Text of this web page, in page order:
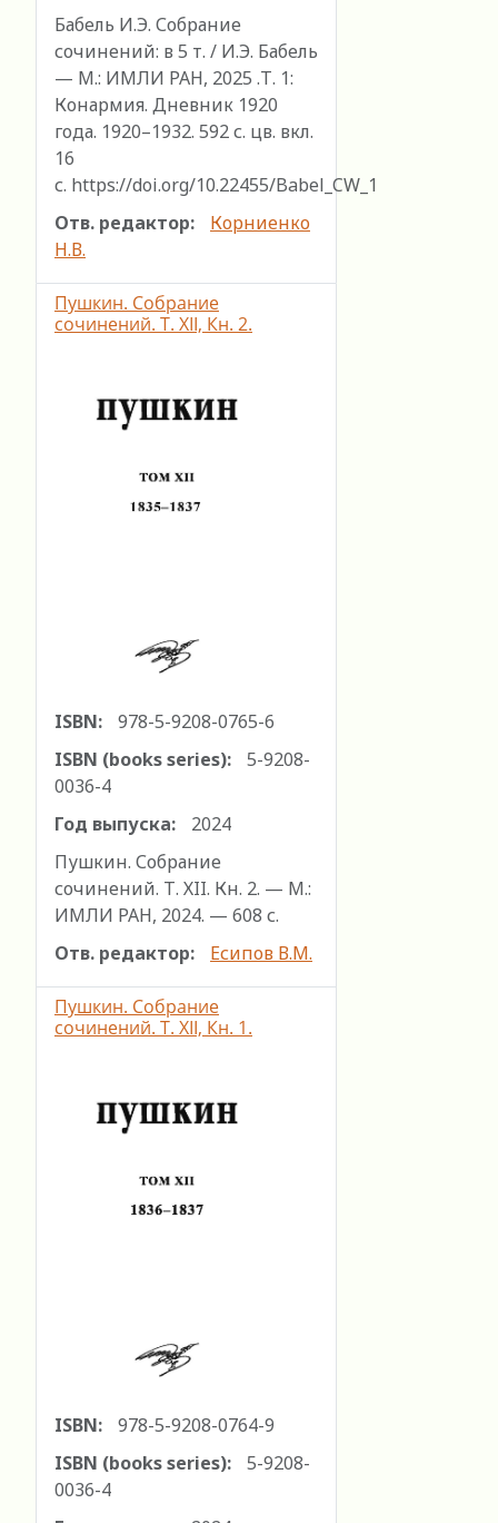
Бабель И.Э. Собрание
сочинений: в 5 т. / И.Э. Бабель
— М.: ИМЛИ РАН, 2025 .Т. 1:
Конармия. Дневник 1920
года. 1920–1932. 592 с. цв. вкл.
16
с. https://doi.org/10.22455/Babel_CW_1
Отв. редактор:
Корниенко
Н.В.
Пушкин. Собрание
сочинений. Т. ХII, Кн. 2.
ISBN:
978-5-9208-0765-6
ISBN (books series):
5-9208-
0036-4
Год выпуска:
2024
Пушкин. Собрание
сочинений. Т. ХII. Кн. 2. — М.:
ИМЛИ РАН, 2024. — 608 с.
Отв. редактор:
Есипов В.М.
Пушкин. Собрание
сочинений. Т. ХII, Кн. 1.
ISBN:
978-5-9208-0764-9
ISBN (books series):
5-9208-
0036-4